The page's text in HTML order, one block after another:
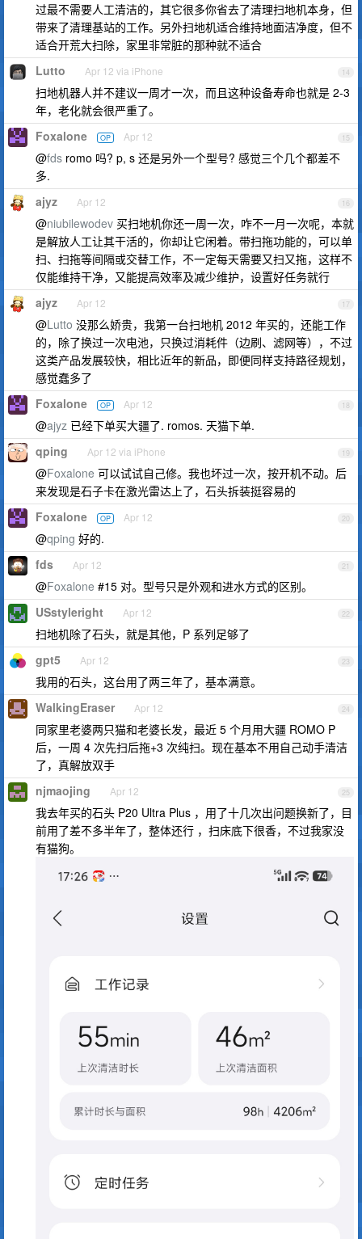
过最不需要人工清洁的，其它很多你省去了清理扫地机本身，但
带来了清理基站的工作。另外扫地机适合维持地面洁净度，但不
适合开荒大扫除，家里非常脏的那种就不适合
14
Lutto Apr 12 via iPhone
扫地机器人并不建议一周才一次，而且这种设备寿命也就是 2-3
年，老化就会很严重了。
15
Foxalone OP Apr 12
@fds romo 吗? p, s 还是另外一个型号? 感觉三个几个都差不
多.
16
ajyz Apr 12
@niubilewodev 买扫地机你还一周一次，咋不一月一次呢，本就
是解放人工让其干活的，你却让它闲着。带扫拖功能的，可以单
扫、扫拖等间隔或交替工作，不一定每天需要又扫又拖，这样不
仅能维持干净，又能提高效率及减少维护，设置好任务就行
17
ajyz Apr 12
@Lutto 没那么娇贵，我第一台扫地机 2012 年买的，还能工作
的，除了换过一次电池，只换过消耗件（边刷、滤网等），不过
这类产品发展较快，相比近年的新品，即便同样支持路径规划，
感觉蠢多了
18
Foxalone OP Apr 12
@ajyz 已经下单买大疆了. romos. 天猫下单.
19
qping Apr 12 via iPhone
@Foxalone 可以试试自己修。我也坏过一次，按开机不动。后
来发现是石子卡在激光雷达上了，石头拆装挺容易的
20
Foxalone OP Apr 12
@qping 好的.
21
fds Apr 12
@Foxalone #15 对。型号只是外观和进水方式的区别。
22
USstyleright Apr 12
扫地机除了石头，就是其他，P 系列足够了
23
gpt5 Apr 12
我用的石头，这台用了两三年了，基本满意。
24
WalkingEraser Apr 12
同家里老婆两只猫和老婆长发，最近 5 个月用大疆 ROMO P
后，一周 4 次先扫后拖+3 次纯扫。现在基本不用自己动手清洁
了，真解放双手
25
njmaojing Apr 12
我去年买的石头 P20 Ultra Plus ，用了十几次出问题换新了，目
前用了差不多半年了，整体还行 ，扫床底下很香，不过我家没
有猫狗。